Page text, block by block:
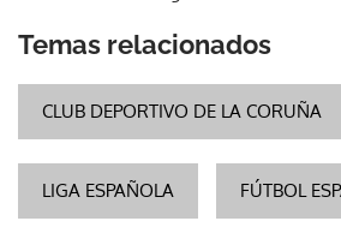
Temas relacionados
CLUB DEPORTIVO DE LA CORUÑA
LIGA ESPAÑOLA FÚTBOL